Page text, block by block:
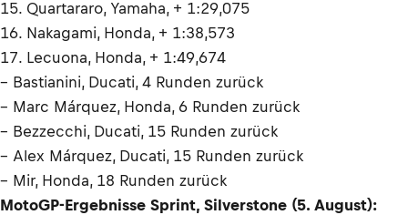
15. Quartararo, Yamaha, + 1:29,075
16. Nakagami, Honda, + 1:38,573
17. Lecuona, Honda, + 1:49,674
– Bastianini, Ducati, 4 Runden zurück
– Marc Márquez, Honda, 6 Runden zurück
– Bezzecchi, Ducati, 15 Runden zurück
– Alex Márquez, Ducati, 15 Runden zurück
– Mir, Honda, 18 Runden zurück
MotoGP-Ergebnisse Sprint, Silverstone (5. August):